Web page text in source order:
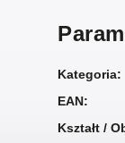
Kategoria:
EAN:
Kształt /